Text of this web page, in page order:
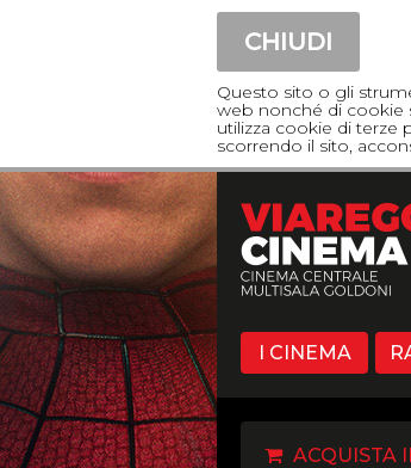
CHIUDI
Questo sito o gli
web nonché di cookie
utilizza cookie di terze
scorrendo il sito,
I CINEMA
ACQUISTA